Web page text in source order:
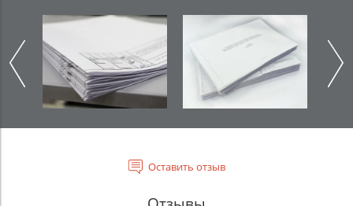
Оставить отзыв